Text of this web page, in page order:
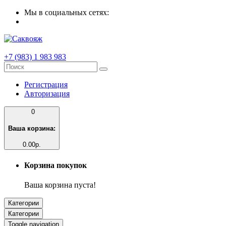
Мы в социальных сетях:
+7 (983) 1 983 983
Регистрация
Авторизация
0
Ваша корзина:
0.00р.
Корзина покупок
Ваша корзина пуста!
Категории
Категории
Toggle navigation